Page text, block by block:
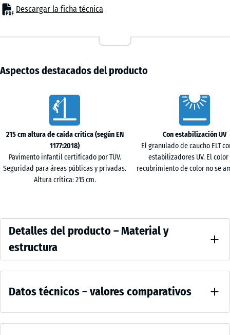
inferior estructurada favorece la elasticidad y la evacuación lateral
del agua. El material es transpirable, resistente a heladas, estable
resiste un uso intensivo sin perder funcionalidad.
Los bordes tienen un sistema de encaje tipo puzzle con cortes de
precisión. El montaje no requiere herramientas: los dientes encajan
instalar en patrón de ajedrez con mínimo desperdicio. No requiere
adhesivos ni fijaciones mecánicas. Incluso sin borde perimetral, la
superficie permanece estable.
Usos y ventajas
Esta baldosa ofrece protección certificada contra caídas, una
superficie higiénica, fácil de limpiar y resistente al desgaste. Se
emplea en guarderías, colegios, centros deportivos, áreas
Descargar la ficha técnica
50
x 2
m²
50
cm
|
- 11,60 €
50
x
|
- 8,00 €
Aspectos destacados del producto
Characteristics
215 cm altura de caída crítica (según EN
1177:2018)
Pavimento infantil certificado por TÜV.
Seguridad para áreas públicas y privadas.
Altura crítica: 215 cm.
Con estabilización UV
El granulado de caucho ELT
estabilizadores UV. El
recubrimiento de color no se
Detalles
producto
–
Material
Detalles del producto – Material y
estructura
hierba
values
Datos técnicos – valores comparativos
Resistencia